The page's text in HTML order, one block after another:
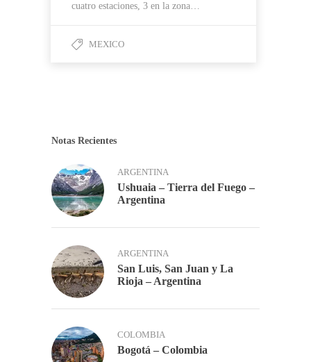
cuatro estaciones, 3 en la zona…
MEXICO
Notas Recientes
ARGENTINA
Ushuaia – Tierra del Fuego –
Argentina
ARGENTINA
San Luis, San Juan y La
Rioja – Argentina
COLOMBIA
Bogotá – Colombia